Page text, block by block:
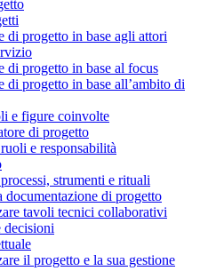
di progetto in base agli attori
di progetto in base al focus
di progetto in base all’ambito di
e figure coinvolte
di progetto
e responsabilità
strumenti e rituali
documentazione di progetto
tavoli tecnici collaborativi
decisioni
il progetto e la sua gestione